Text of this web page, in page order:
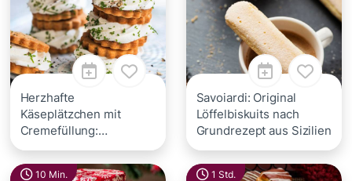
Herzhafte
Käseplätzchen mit
Cremefüllung:
Italienisches
Geheimrezept
Savoiardi: Original
Löffelbiskuits nach
Grundrezept aus Sizilien
10 Min. 1 Std.